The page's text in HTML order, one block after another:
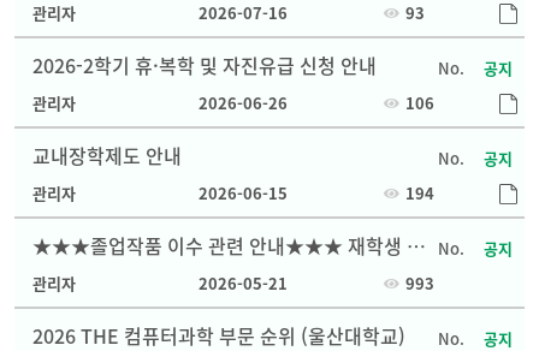
관리자 2026-07-16 93
공지
2026-2학기 휴·복학 및 자진유급 신청 안내
관리자 2026-06-26 106
공지
교내장학제도 안내
관리자 2026-06-15 194
공지
★★★졸업작품 이수 관련 안내★★★ 재학생 필
독(편입, 복전 포함)
관리자 2026-05-21 993
공지
2026 THE 컴퓨터과학 부문 순위 (울산대학교)